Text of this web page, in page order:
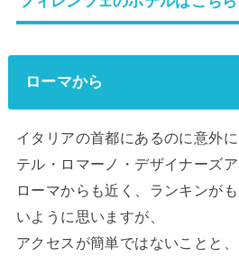
ローマから
イタリアの首都にあるのに意外
テル・ロマーノ・デザイナーズア
ローマからも近く、ランキンが
いように思いますが、
アクセスが簡単ではないことと